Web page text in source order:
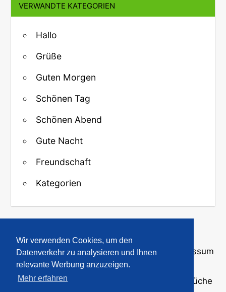
Wir verwenden Cookies, um den
Datenverkehr zu analysieren und Ihnen
relevante Werbung anzuzeigen.
Mehr erfahren
VERWANDTE KATEGORIEN
Hallo
Grüße
Guten Morgen
Schönen Tag
Schönen Abend
Gute Nacht
Freundschaft
Kategorien
↑ Zurück zum Anfang
Über uns·Kontakt·Datenschutz Impressum
© 2008-2026
· Bilder und Sprüche